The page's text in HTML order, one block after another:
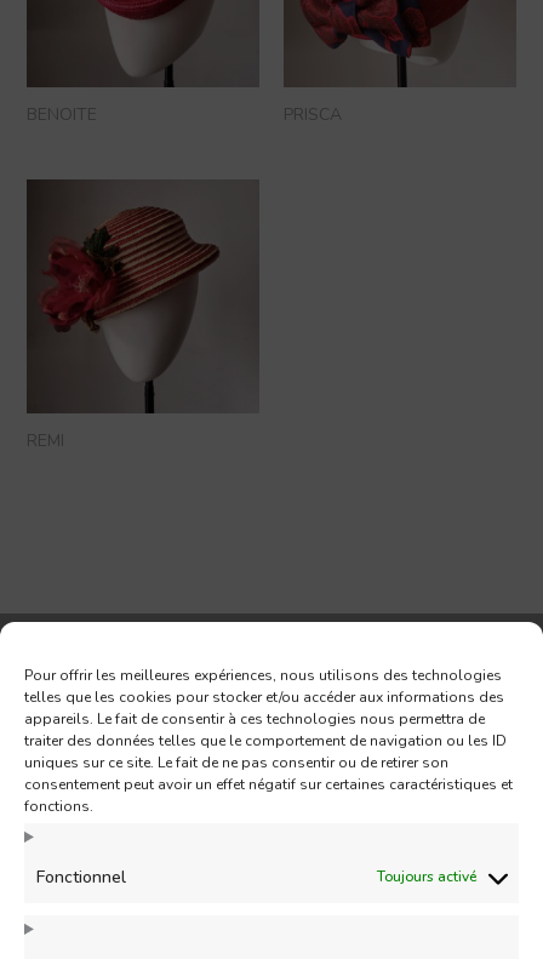
Pour offrir les meilleures expériences, nous utilisons des technologies
telles que les cookies pour stocker et/ou accéder aux informations des
appareils. Le fait de consentir à ces technologies nous permettra de
traiter des données telles que le comportement de navigation ou les ID
uniques sur ce site. Le fait de ne pas consentir ou de retirer son
consentement peut avoir un effet négatif sur certaines caractéristiques et
fonctions.
Fonctionnel Toujours activé
BENOITE PRISCA
REMI
Abonnez-vous à notre Newsletter